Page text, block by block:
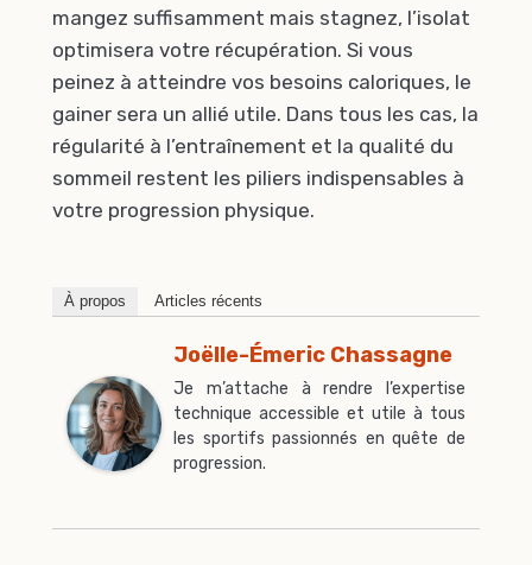
mangez suffisamment mais stagnez, l’isolat
optimisera votre récupération. Si vous
peinez à atteindre vos besoins caloriques, le
gainer sera un allié utile. Dans tous les cas, la
régularité à l’entraînement et la qualité du
sommeil restent les piliers indispensables à
votre progression physique.
À propos Articles récents
Joëlle-Émeric Chassagne
Je m’attache à rendre l’expertise
technique accessible et utile à tous
les sportifs passionnés en quête de
progression.